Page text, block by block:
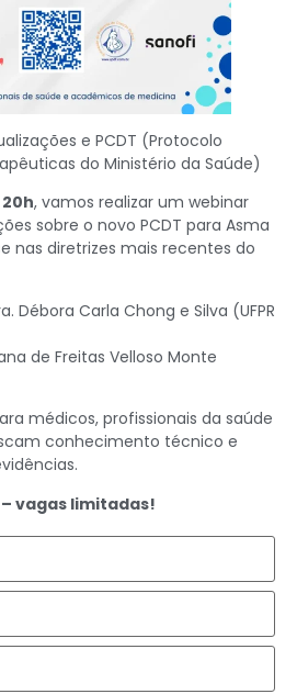
e PCDT (Protocolo
do Ministério da Saúde)
, vamos realizar um webinar
sobre o novo PCDT para Asma
nas diretrizes mais recentes do
Débora Carla Chong e Silva (UFPR
de Freitas Velloso Monte
médicos, profissionais da saúde
conhecimento técnico e
vagas limitadas!